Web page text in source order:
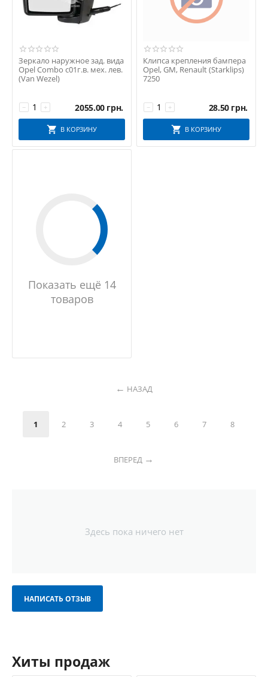
Зеркало наружное зад. вида
Opel Combo с01г.в. мех. лев.
(Van Wezel)
+
− 2055.00 грн.
В КОРЗИНУ
Клипса крепления бампера
Opel, GM, Renault (Starklips)
7250
+
− 28.50 грн.
В КОРЗИНУ
Показать ещё 14
товаров
НАЗАД
1 2 3 4 5 6 7 8
ВПЕРЕД
Здесь пока ничего нет
НАПИСАТЬ ОТЗЫВ
Хиты продаж